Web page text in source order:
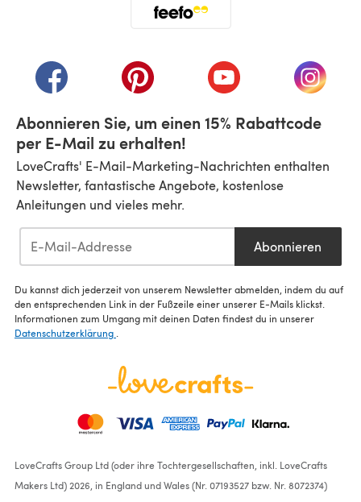
(öffnet sich in einem neuen Tab)
(öffnet sich in einem neuen Tab)
(öffnet sich in einem
(öffnet
Abonnieren Sie, um einen 15% Rabattcode
per E-Mail zu erhalten!
LoveCrafts' E-Mail-Marketing-Nachrichten enthalten
Newsletter, fantastische Angebote, kostenlose
Anleitungen und vieles mehr.
Abonnieren
Du kannst dich jederzeit von unserem Newsletter abmelden, indem du auf
den entsprechenden Link in der Fußzeile einer unserer E-Mails klickst.
Informationen zum Umgang mit deinen Daten findest du in unserer
Datenschutzerklärung
LoveCrafts Group Ltd (oder ihre Tochtergesellschaften, inkl. LoveCrafts
Makers Ltd) 2026, in England und Wales (Nr. 07193527 bzw. Nr. 8072374)